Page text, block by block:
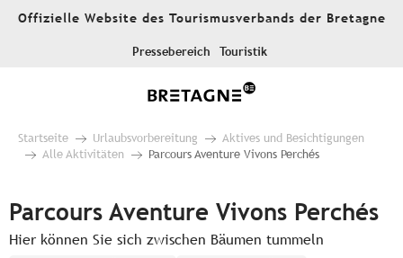
AllerOffizielle Website des Tourismusverbands der Bretagne
Pressebereich Touristik
Startseite Urlaubsvorbereitung
Aktives und Besichtigungen
Alle Aktivitäten
Parcours Aventure Vivons Perchés
Parcours Aventure Vivons Perchés
Hier können Sie sich zwischen Bäumen tummeln